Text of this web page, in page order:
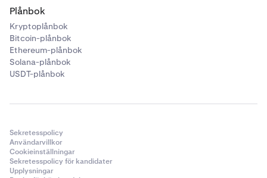
Plånbok
Kryptoplånbok
Bitcoin-plånbok
Ethereum-plånbok
Solana-plånbok
USDT-plånbok
Sekretesspolicy
Användarvillkor
Cookieinställningar
Sekretesspolicy för kandidater
Upplysningar